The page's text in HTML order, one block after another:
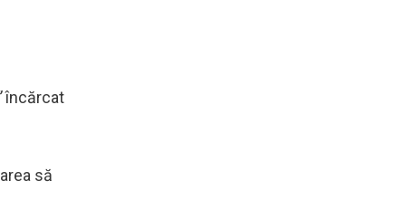
încărcat
să